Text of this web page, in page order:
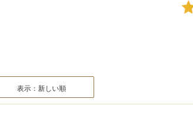
表示：新しい順